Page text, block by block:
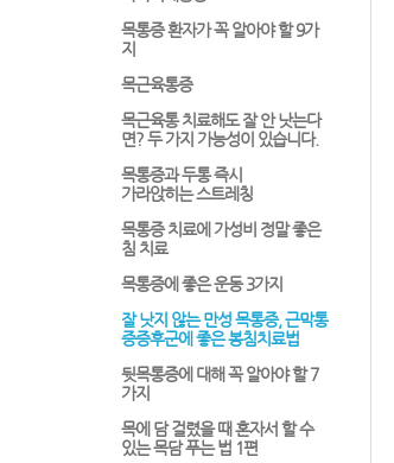
목통증 환자가 꼭 알아야 할 9가
지
목근육통증
목근육통 치료해도 잘 안 낫는다
면? 두 가지 가능성이 있습니다.
목통증과 두통 즉시
가라앉히는 스트레칭
목통증 치료에 가성비 정말 좋은
침 치료
목통증에 좋은 운동 3가지
잘 낫지 않는 만성 목통증, 근막통
증증후군에 좋은 봉침치료법
뒷목통증에 대해 꼭 알아야 할 7
가지
목에 담 걸렸을 때 혼자서 할 수
있는 목담 푸는 법 1편